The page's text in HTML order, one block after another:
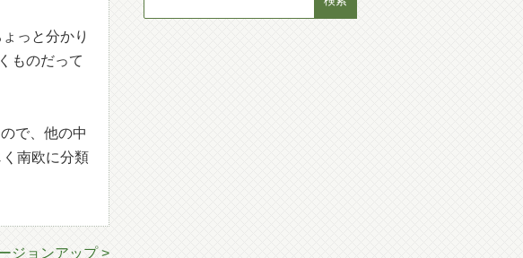
っと分かり
ものだって
で、他の中
南欧に分類
ジョンアップ >